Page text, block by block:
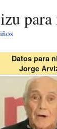
Datos para
Jorge